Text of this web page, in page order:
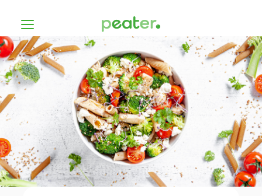
Dietele
La Buget Redus
Vegană
Hashimoto
Cum funcționează Peater?
Prețurile
Înregistrează-te